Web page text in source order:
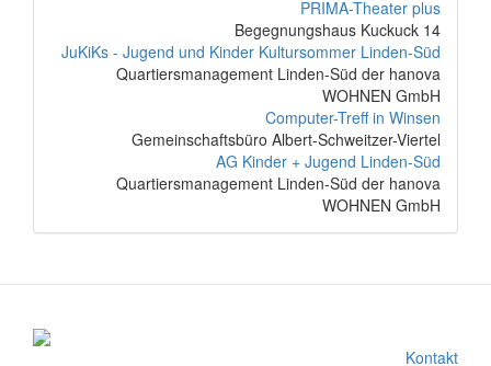
PRIMA-Theater plus
Begegnungshaus Kuckuck 14
JuKiKs - Jugend und Kinder Kultursommer Linden-Süd
Quartiersmanagement Linden-Süd der hanova
WOHNEN GmbH
Computer-Treff in Winsen
Gemeinschaftsbüro Albert-Schweitzer-Viertel
AG Kinder + Jugend Linden-Süd
Quartiersmanagement Linden-Süd der hanova
WOHNEN GmbH
Kontakt